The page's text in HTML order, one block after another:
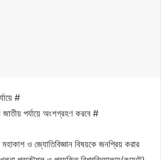
#
পর্যায়ে অংশগ্রহণ করবে #
ও জ্যোতিবিজ্ঞান বিষয়কে জনপ্রিয় করার